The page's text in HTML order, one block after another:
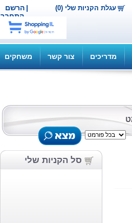
הרשם |
התחבר
עגלת הקניות שלי (0)
מדריכים צור קשר משחקים
סל הקניות שלי